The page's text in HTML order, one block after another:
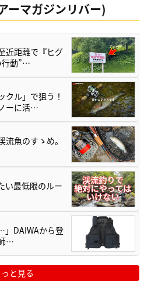
ーマガジンリバー)
近距離で『ヒグ
行動”…
クル」で狙う！
ーに活…
流魚のすゝめ。
い最低限のルー
」DAIWAから登
…
と見る